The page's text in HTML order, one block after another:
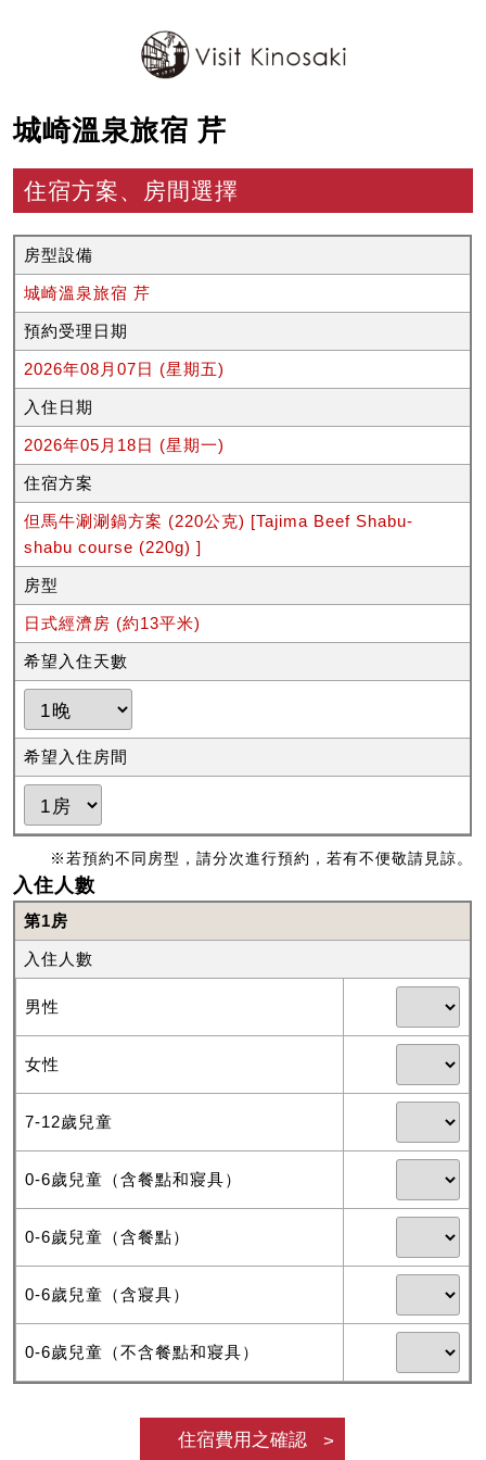
城崎溫泉旅宿 芹
住宿方案、房間選擇
房型設備
城崎溫泉旅宿 芹
預約受理日期
2026年08月07日 (星期五)
入住日期
2026年05月18日 (星期一)
住宿方案
但馬牛涮涮鍋方案 (220公克) [Tajima Beef Shabu-
shabu course (220g) ]
房型
日式經濟房 (約13平米)
希望入住天數
希望入住房間
※若預約不同房型，請分次進行預約，若有不便敬請見諒。
入住人數
第1房
入住人數
男性
女性
7-12歲兒童
0-6歲兒童（含餐點和寢具）
0-6歲兒童（含餐點）
0-6歲兒童（含寢具）
0-6歲兒童（不含餐點和寢具）
住宿費用之確認